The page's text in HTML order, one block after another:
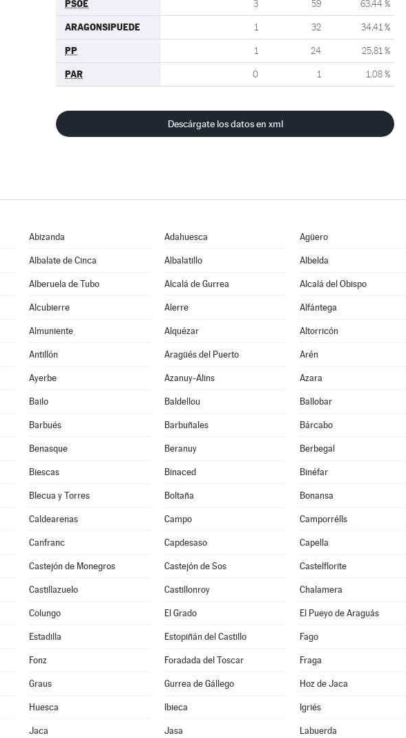
PSOE 3 59 63,44 %
ARAGONSIPUEDE 1 32 34,41 %
PP 1 24 25,81 %
PAR 0 1 1,08 %
Descárgate los datos en xml
Abizanda Adahuesca Agüero
Albalate de Cinca Albalatillo Albelda
Alberuela de Tubo Alcalá de Gurrea Alcalá del Obispo
Alcubierre Alerre Alfántega
Almuniente Alquézar Altorricón
Antillón Aragüés del Puerto Arén
Ayerbe Azanuy-Alins Azara
Bailo Baldellou Ballobar
Barbués Barbuñales Bárcabo
Benasque Beranuy Berbegal
Biescas Binaced Binéfar
Blecua y Torres Boltaña Bonansa
Caldearenas Campo Camporrélls
Canfranc Capdesaso Capella
Castejón de Monegros Castejón de Sos Castelflorite
Castillazuelo Castillonroy Chalamera
Colungo El Grado El Pueyo de Araguás
Estadilla Estopiñán del Castillo Fago
Fonz Foradada del Toscar Fraga
Graus Gurrea de Gállego Hoz de Jaca
Huesca Ibieca Igriés
Jaca Jasa Labuerda